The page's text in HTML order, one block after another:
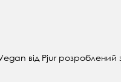
від Pjur